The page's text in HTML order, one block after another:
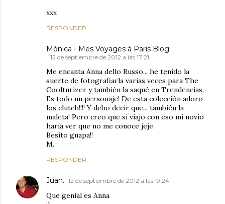
xxx
RESPONDER
Mónica - Mes Voyages à Paris Blog
12 de septiembre de 2012 a las 17:21
Me encanta Anna dello Russo... he tenido la
suerte de fotografiarla varias veces para The
Coolturizer y también la saqué en Trendencias.
Es todo un personaje! De esta colección adoro
los clutch!!!! Y debo decir que... también la
maleta! Pero creo que si viajo con eso mi novio
haría ver que no me conoce jeje.
Besito guapa!!
M.
RESPONDER
Juan. 12 de septiembre de 2012 a las 19:24
Que genial es Anna